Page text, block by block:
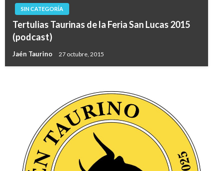
SIN CATEGORÍA
Tertulias Taurinas de la Feria San Lucas 2015
(podcast)
Jaén Taurino 27 octubre, 2015